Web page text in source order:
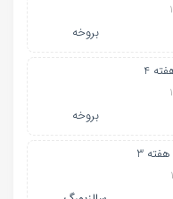
بروخه
4
بروخه
3